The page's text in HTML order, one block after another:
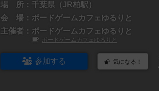
場 所： 千葉県（JR柏駅）
会 場： ボードゲームカフェゆるりと
主催者： ボードゲームカフェゆるりと
ボードゲームカフェゆるりと
参加する 気になる！